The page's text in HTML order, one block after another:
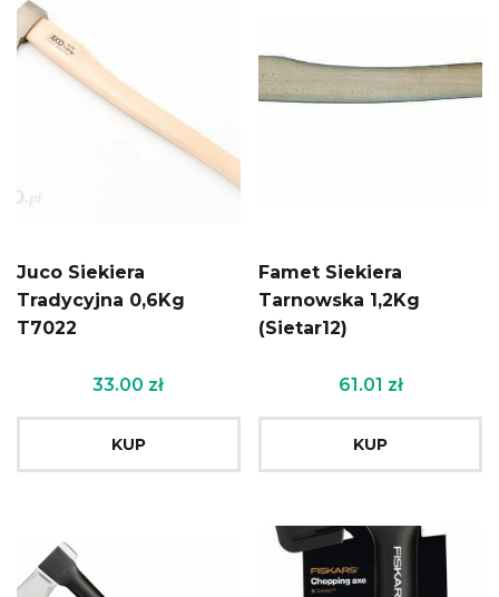
Juco Siekiera
Tradycyjna 0,6Kg
T7022
33.00 zł
KUP
Famet Siekiera
Tarnowska 1,2Kg
(Sietar12)
61.01 zł
KUP